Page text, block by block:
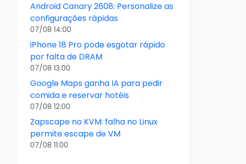
Android Canary 2608: Personalize as
configurações rápidas
07/08 14:00
iPhone 18 Pro pode esgotar rápido
por falta de DRAM
07/08 13:00
Google Maps ganha IA para pedir
comida e reservar hotéis
07/08 12:00
Zapscape no KVM: falha no Linux
permite escape de VM
07/08 11:00